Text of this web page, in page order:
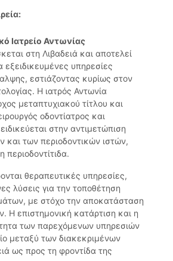
Ιατρείο Αντωνίας
στη Λιβαδειά και αποτελεί
υπηρεσίες
εστιάζοντας κυρίως στον
Η ιατρός Αντωνία
μεταπτυχιακού τίτλου και
οδοντίατρος και
στην αντιμετώπιση
των περιοδοντικών ιστών,
περιοδοντίτιδα.
θεραπευτικές υπηρεσίες,
λύσεις για την τοποθέτηση
με στόχο την αποκατάσταση
Η επιστημονική κατάρτιση και η
των παρεχόμενων υπηρεσιών
μεταξύ των διακεκριμένων
ως προς τη φροντίδα της